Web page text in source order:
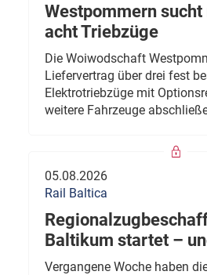
Westpommern sucht
acht Triebzüge
Die Woiwodschaft
Liefervertrag über drei fest
Elektrotriebzüge mit
weitere Fahrzeuge
05.08.2026
Rail Baltica
Baltikum startet –
Vergangene Woche haben